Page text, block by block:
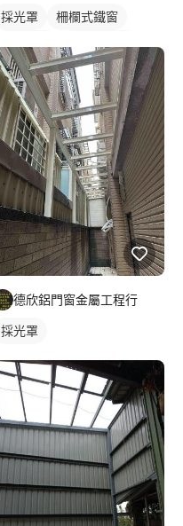
採光罩
柵欄式鐵窗
德欣鋁門窗金屬工程行
採光罩